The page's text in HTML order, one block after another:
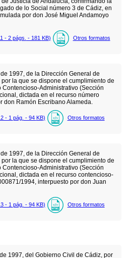
de lo Social número 3 de Cádiz, en
por don José Miguel Andamoyo
- 2 págs. - 181 KB) Otros formatos
1997, de la Dirección General de
la que se dispone el cumplimiento de
Administrativo (Sección
dictada en el recurso número
don Ramón Escribano Alameda.
- 1 pág. - 94 KB) Otros formatos
1997, de la Dirección General de
la que se dispone el cumplimiento de
Administrativo (Sección
dictada en el recurso contencioso-
1994, interpuesto por don Juan
- 1 pág. - 94 KB) Otros formatos
1997, del Gobierno Civil de Cádiz, por